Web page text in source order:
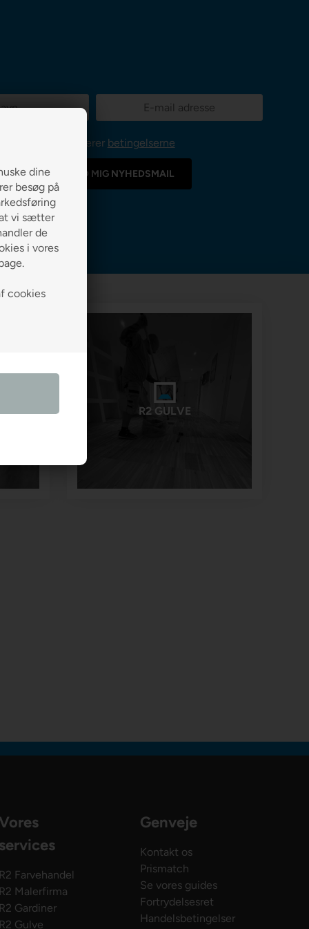
dine
besøg på
vi sætter
de
i vores
cookies
Jeg accepterer betingelserne
R2 GULVE
Farvehandel
Malerfirma
Gardiner
Gulve
Genveje
Kontakt os
Prismatch
Se vores guides
Fortrydelsesret
Handelsbetingelser